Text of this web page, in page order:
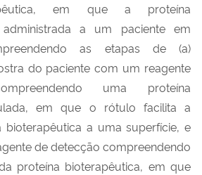
em que a proteína
a um paciente em
as etapas de (a)
do paciente com um reagente
uma proteína
em que o rótulo facilita a
bioterapêutica a uma superfície, e
de detecção compreendendo
proteína bioterapêutica, em que